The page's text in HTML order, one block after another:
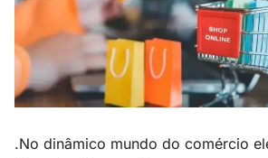
.No dinâmico mundo do comércio